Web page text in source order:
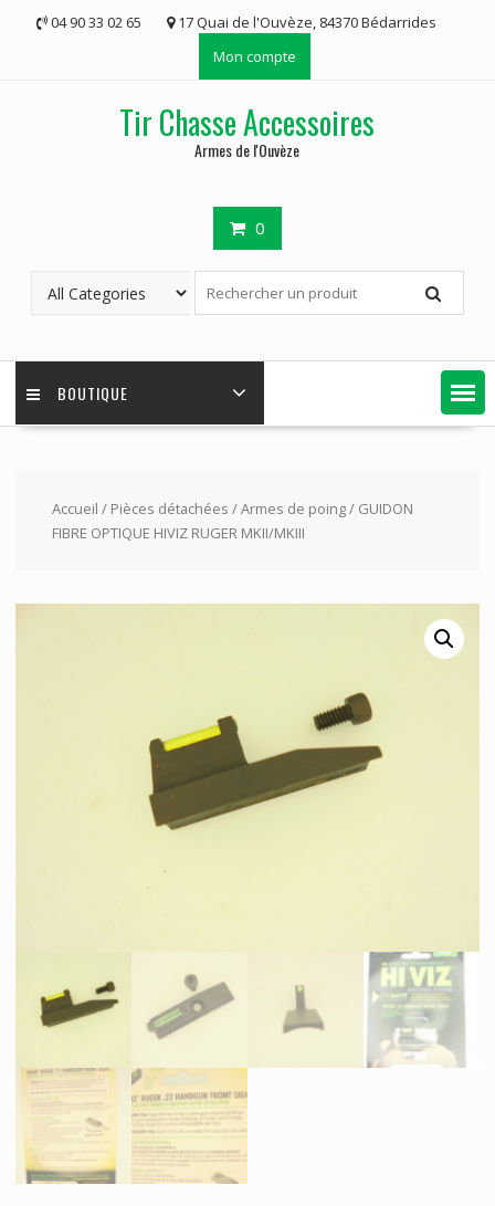
04 90 33 02 65
17 Quai de l'Ouvèze, 84370 Bédarrides
Mon compte
Tir Chasse Accessoires
Armes de l'Ouvèze
0
BOUTIQUE
Accueil / Pièces détachées /Armes de poing/ GUIDON
FIBRE OPTIQUE HIVIZ RUGER MKII/MKIII